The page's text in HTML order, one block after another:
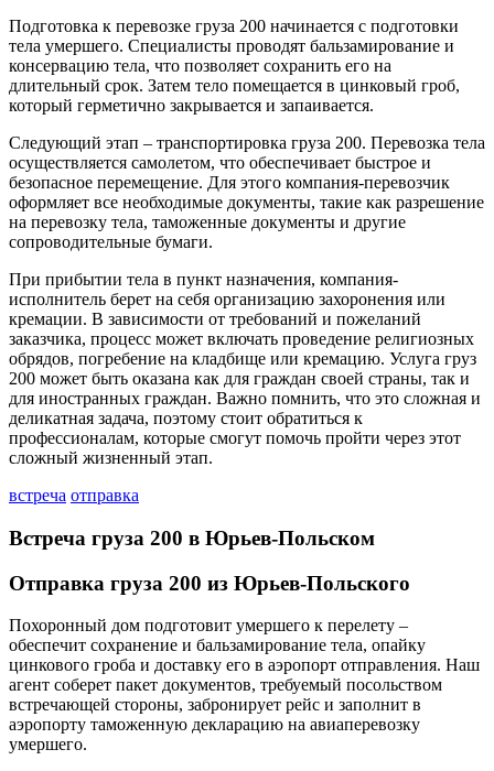
Подготовка к перевозке груза 200 начинается с подготовки
тела умершего. Специалисты проводят бальзамирование и
консервацию тела, что позволяет сохранить его на
длительный срок. Затем тело помещается в цинковый гроб,
который герметично закрывается и запаивается.
Следующий этап – транспортировка груза 200. Перевозка тела
осуществляется самолетом, что обеспечивает быстрое и
безопасное перемещение. Для этого компания-перевозчик
оформляет все необходимые документы, такие как разрешение
на перевозку тела, таможенные документы и другие
сопроводительные бумаги.
При прибытии тела в пункт назначения, компания-
исполнитель берет на себя организацию захоронения или
кремации. В зависимости от требований и пожеланий
заказчика, процесс может включать проведение религиозных
обрядов, погребение на кладбище или кремацию. Услуга груз
200 может быть оказана как для граждан своей страны, так и
для иностранных граждан. Важно помнить, что это сложная и
деликатная задача, поэтому стоит обратиться к
профессионалам, которые смогут помочь пройти через этот
сложный жизненный этап.
встреча отправка
Встреча груза 200 в Юрьев-Польском
Отправка груза 200 из Юрьев-Польского
Похоронный дом подготовит умершего к перелету –
обеспечит сохранение и бальзамирование тела, опайку
цинкового гроба и доставку его в аэропорт отправления. Наш
агент соберет пакет документов, требуемый посольством
встречающей стороны, забронирует рейс и заполнит в
аэропорту таможенную декларацию на авиаперевозку
умершего.